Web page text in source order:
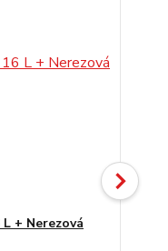
+ Nerezová